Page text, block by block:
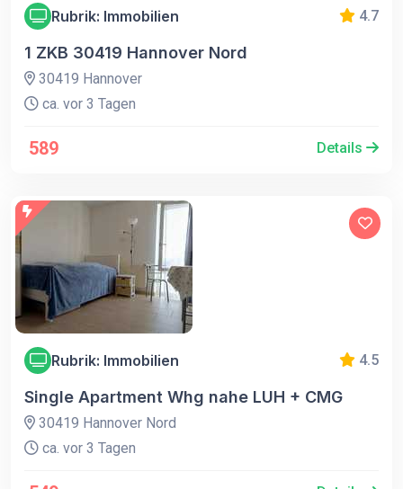
Rubrik: Immobilien 4.7
1 ZKB 30419 Hannover Nord
30419 Hannover
ca. vor 3 Tagen
589 Details
Rubrik: Immobilien 4.5
Single Apartment Whg nahe LUH + CMG
30419 Hannover Nord
ca. vor 3 Tagen